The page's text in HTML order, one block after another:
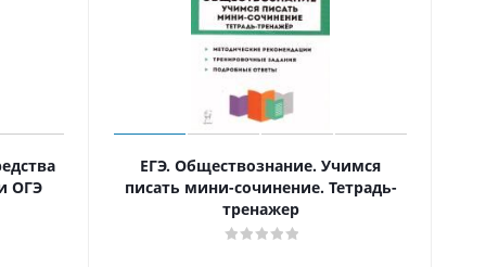
ОГЭ
ЕГЭ. Обществознание. Учимся
писать мини-сочинение. Тетрадь-
тренажер